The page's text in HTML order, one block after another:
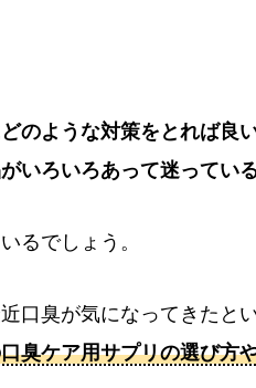
どのような対策をとれば良
がいろいろあって迷っている
るでしょう。
口臭が気になってきたと
臭ケア用サプリの選び方